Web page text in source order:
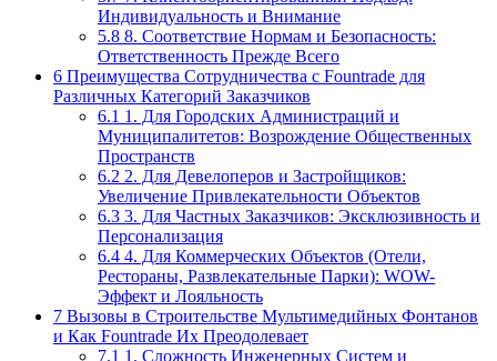
Индивидуальность и Внимание
5.8 8. Соответствие Нормам и Безопасность:
Ответственность Прежде Всего
6 Преимущества Сотрудничества с Fountrade для
Различных Категорий Заказчиков
6.1 1. Для Городских Администраций и
Муниципалитетов: Возрождение Общественных
Пространств
6.2 2. Для Девелоперов и Застройщиков:
Увеличение Привлекательности Объектов
6.3 3. Для Частных Заказчиков: Эксклюзивность и
Персонализация
6.4 4. Для Коммерческих Объектов (Отели,
Рестораны, Развлекательные Парки): WOW-
Эффект и Лояльность
7 Вызовы в Строительстве Мультимедийных Фонтанов
и Как Fountrade Их Преодолевает
7.1 1. Сложность Инженерных Систем и